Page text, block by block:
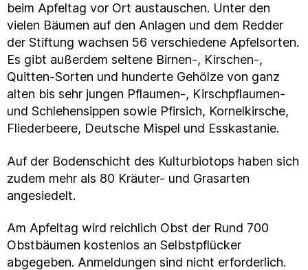
beim Apfeltag vor Ort austauschen. Unter den
vielen Bäumen auf den Anlagen und dem Redder
der Stiftung wachsen 56 verschiedene Apfelsorten.
Es gibt außerdem seltene Birnen-, Kirschen-,
Quitten-Sorten und hunderte Gehölze von ganz
alten bis sehr jungen Pflaumen-, Kirschpflaumen-
und Schlehensippen sowie Pfirsich, Kornelkirsche,
Fliederbeere, Deutsche Mispel und Esskastanie.
Auf der Bodenschicht des Kulturbiotops haben sich
zudem mehr als 80 Kräuter- und Grasarten
angesiedelt.
Am Apfeltag wird reichlich Obst der Rund 700
Obstbäumen kostenlos an Selbstpflücker
abgegeben. Anmeldungen sind nicht erforderlich.